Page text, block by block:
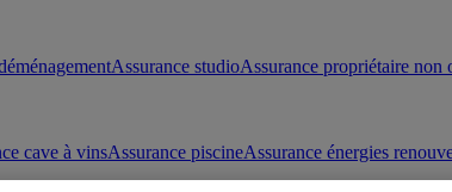
Assurance studioAssurance propriétaire non
cave à vinsAssurance piscineAssurance énergies